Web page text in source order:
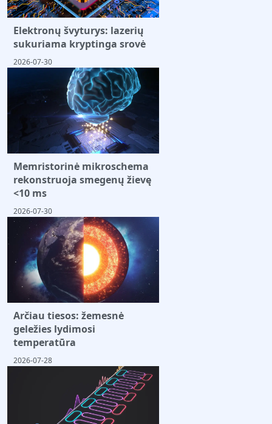
Elektronų švyturys: lazerių
sukuriama kryptinga srovė
2026-07-30
Memristorinė mikroschema
rekonstruoja smegenų žievę
<10 ms
2026-07-30
Arčiau tiesos: žemesnė
geležies lydimosi
temperatūra
2026-07-28